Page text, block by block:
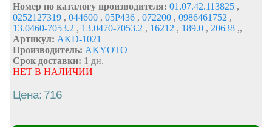
Номер по каталогу производителя: 01.07.42.113825 ,
0252127319 , 044600 , 05P436 , 072200 , 0986461752 ,
13.0460-7053.2 , 13.0470-7053.2 , 16212 , 189.0 , 20638 ,,
Артикул: AKD-1021
Производитель: AKYOTO
Срок доставки: 1 дн.
НЕТ В НАЛИЧИИ
Цена: 716